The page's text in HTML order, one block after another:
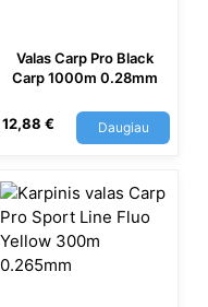
Valas Carp Pro Black
Carp 1000m 0.28mm
12,88 € Daugiau